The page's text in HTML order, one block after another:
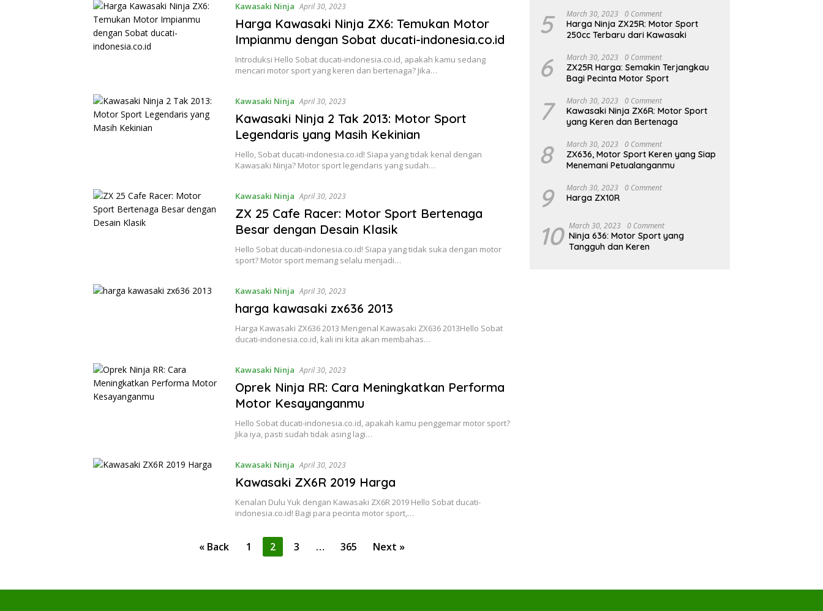
Kawasaki Ninja April 30, 2023
Harga Kawasaki Ninja ZX6: Temukan Motor
Impianmu dengan Sobat ducati-indonesia.co.id
Introduksi Hello Sobat ducati-indonesia.co.id, apakah kamu sedang
mencari motor sport yang keren dan bertenaga? Jika…
Kawasaki Ninja April 30, 2023
Kawasaki Ninja 2 Tak 2013: Motor Sport
Legendaris yang Masih Kekinian
Hello, Sobat ducati-indonesia.co.id! Siapa yang tidak kenal dengan
Kawasaki Ninja? Motor sport legendaris yang sudah…
Kawasaki Ninja April 30, 2023
ZX 25 Cafe Racer: Motor Sport Bertenaga
Besar dengan Desain Klasik
Hello Sobat ducati-indonesia.co.id! Siapa yang tidak suka dengan motor
sport? Motor sport memang selalu menjadi…
Kawasaki Ninja April 30, 2023
harga kawasaki zx636 2013
Harga Kawasaki ZX636 2013 Mengenal Kawasaki ZX636 2013Hello Sobat
ducati-indonesia.co.id, kali ini kita akan membahas…
Kawasaki Ninja April 30, 2023
Oprek Ninja RR: Cara Meningkatkan Performa
Motor Kesayanganmu
Hello Sobat ducati-indonesia.co.id, apakah kamu penggemar motor sport?
Jika iya, pasti sudah tidak asing lagi…
Kawasaki Ninja April 30, 2023
Kawasaki ZX6R 2019 Harga
Kenalan Dulu Yuk dengan Kawasaki ZX6R 2019 Hello Sobat ducati-
indonesia.co.id! Bagi para pecinta motor sport,…
« Back 1 2 3 … 365 Next »
5 March 30, 2023 0 Comment
Harga Ninja ZX25R: Motor Sport
250cc Terbaru dari Kawasaki
6 March 30, 2023 0 Comment
ZX25R Harga: Semakin Terjangkau
Bagi Pecinta Motor Sport
7 March 30, 2023 0 Comment
Kawasaki Ninja ZX6R: Motor Sport
yang Keren dan Bertenaga
8 March 30, 2023 0 Comment
ZX636, Motor Sport Keren yang Siap
Menemani Petualanganmu
9 March 30, 2023 0 Comment
Harga ZX10R
10 March 30, 2023 0 Comment
Ninja 636: Motor Sport yang
Tangguh dan Keren